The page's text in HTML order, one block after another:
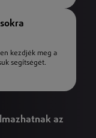
kezdjék meg a
segítségét.
az